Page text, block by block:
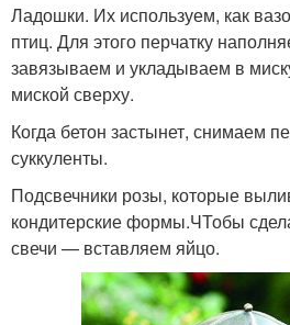
Ладошки. Их используем, как
птиц. Для этого перчатку
завязываем и укладываем в
миской сверху.
Когда бетон застынет, снимаем
суккуленты.
Подсвечники розы, которые
кондитерские формы.ЧТобы
свечи — вставляем яйцо.